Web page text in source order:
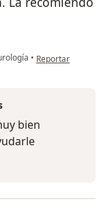
• en opinión del
Reportar
bien